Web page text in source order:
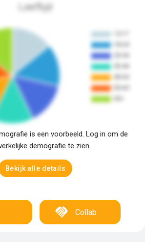
Leeftijd
is een voorbeeld. Log in om de
demografie te zien.
Bekijk alle details
Collab